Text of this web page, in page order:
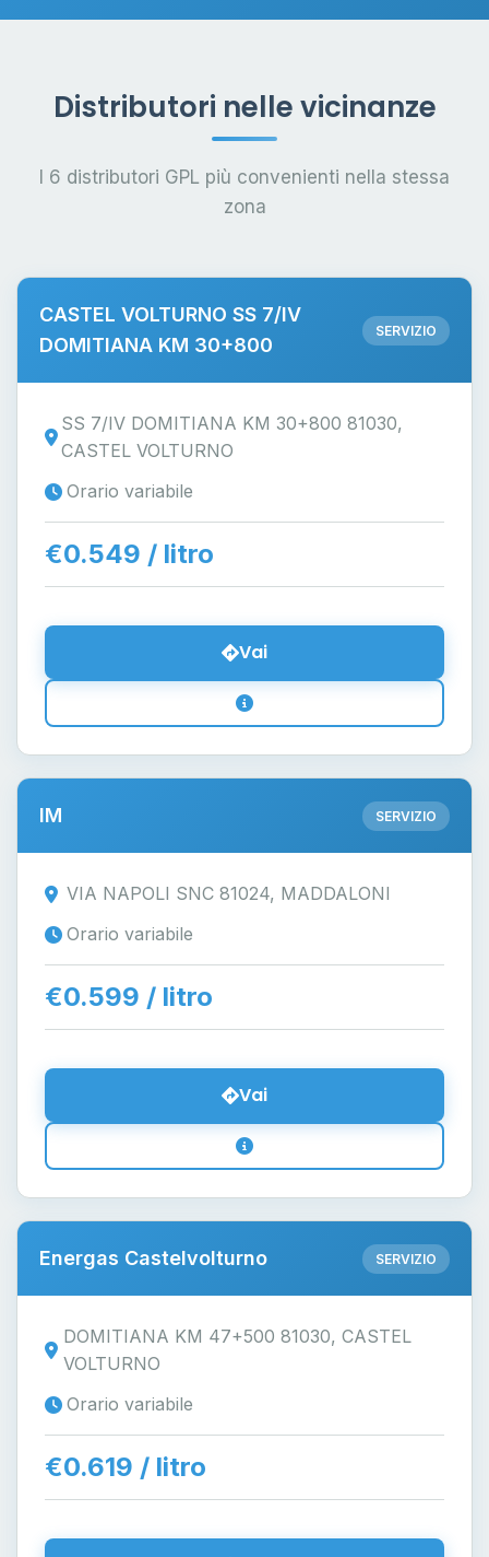
Distributori nelle vicinanze
I 6 distributori GPL più convenienti nella stessa
zona
CASTEL VOLTURNO SS 7/IV
DOMITIANA KM 30+800
SERVIZIO
SS 7/IV DOMITIANA KM 30+800 81030,
CASTEL VOLTURNO
Orario variabile
€0.549 / litro
Vai
IM SERVIZIO
VIA NAPOLI SNC 81024, MADDALONI
Orario variabile
€0.599 / litro
Vai
Energas Castelvolturno SERVIZIO
DOMITIANA KM 47+500 81030, CASTEL
VOLTURNO
Orario variabile
€0.619 / litro